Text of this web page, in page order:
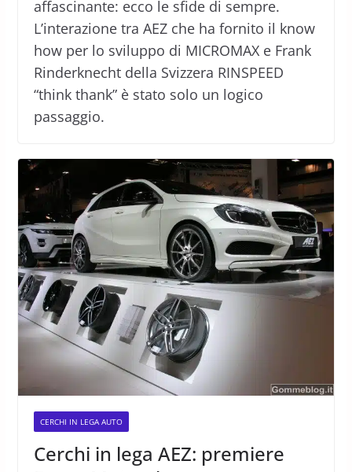
affascinante: ecco le sfide di sempre.
L’interazione tra AEZ che ha fornito il know
how per lo sviluppo di MICROMAX e Frank
Rinderknecht della Svizzera RINSPEED
“think thank” è stato solo un logico
passaggio.
CERCHI IN LEGA AUTO
Cerchi in lega AEZ: premiere